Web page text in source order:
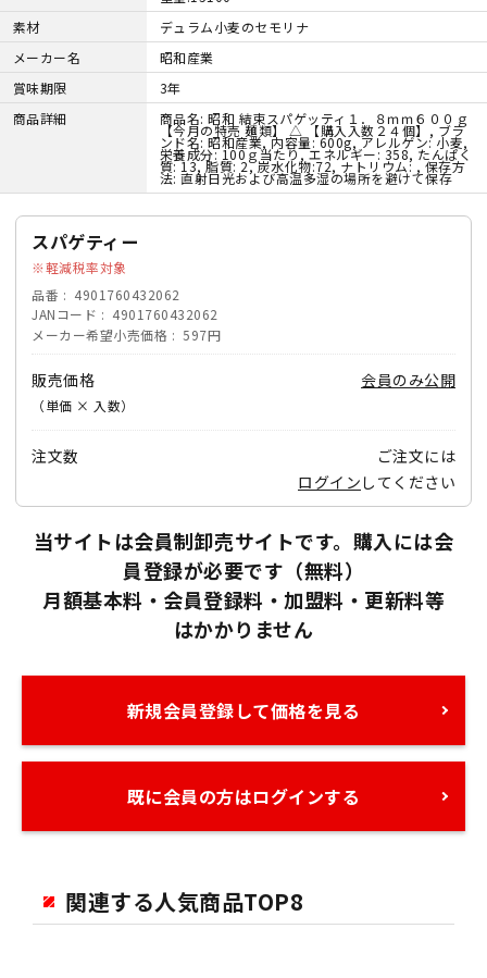
素材
デュラム小麦のセモリナ
メーカー名
昭和産業
賞味期限
3年
商品詳細
商品名: 昭和 結束スパゲッティ１．８ｍｍ６００ｇ
【今月の特売 麺類】 △ 【購入入数２４個】, ブラ
ンド名: 昭和産業, 内容量: 600g, アレルゲン: 小麦,
栄養成分: 100ｇ当たり, エネルギー: 358, たんぱく
質: 13, 脂質: 2, 炭水化物:72, ナトリウム: , 保存方
法: 直射日光および高温多湿の場所を避けて保存
スパゲティー
軽減税率対象
品番
4901760432062
JANコード
4901760432062
メーカー希望小売価格
597円
販売価格
（単価 × 入数）
会員のみ公開
注文数
ご注文には
ログイン してください
当サイトは会員制卸売サイトです。購入には会
員登録が必要です（無料）
月額基本料・会員登録料・加盟料・更新料等
はかかりません
新規会員登録して価格を見る
既に会員の方はログインする
関連する人気商品TOP8